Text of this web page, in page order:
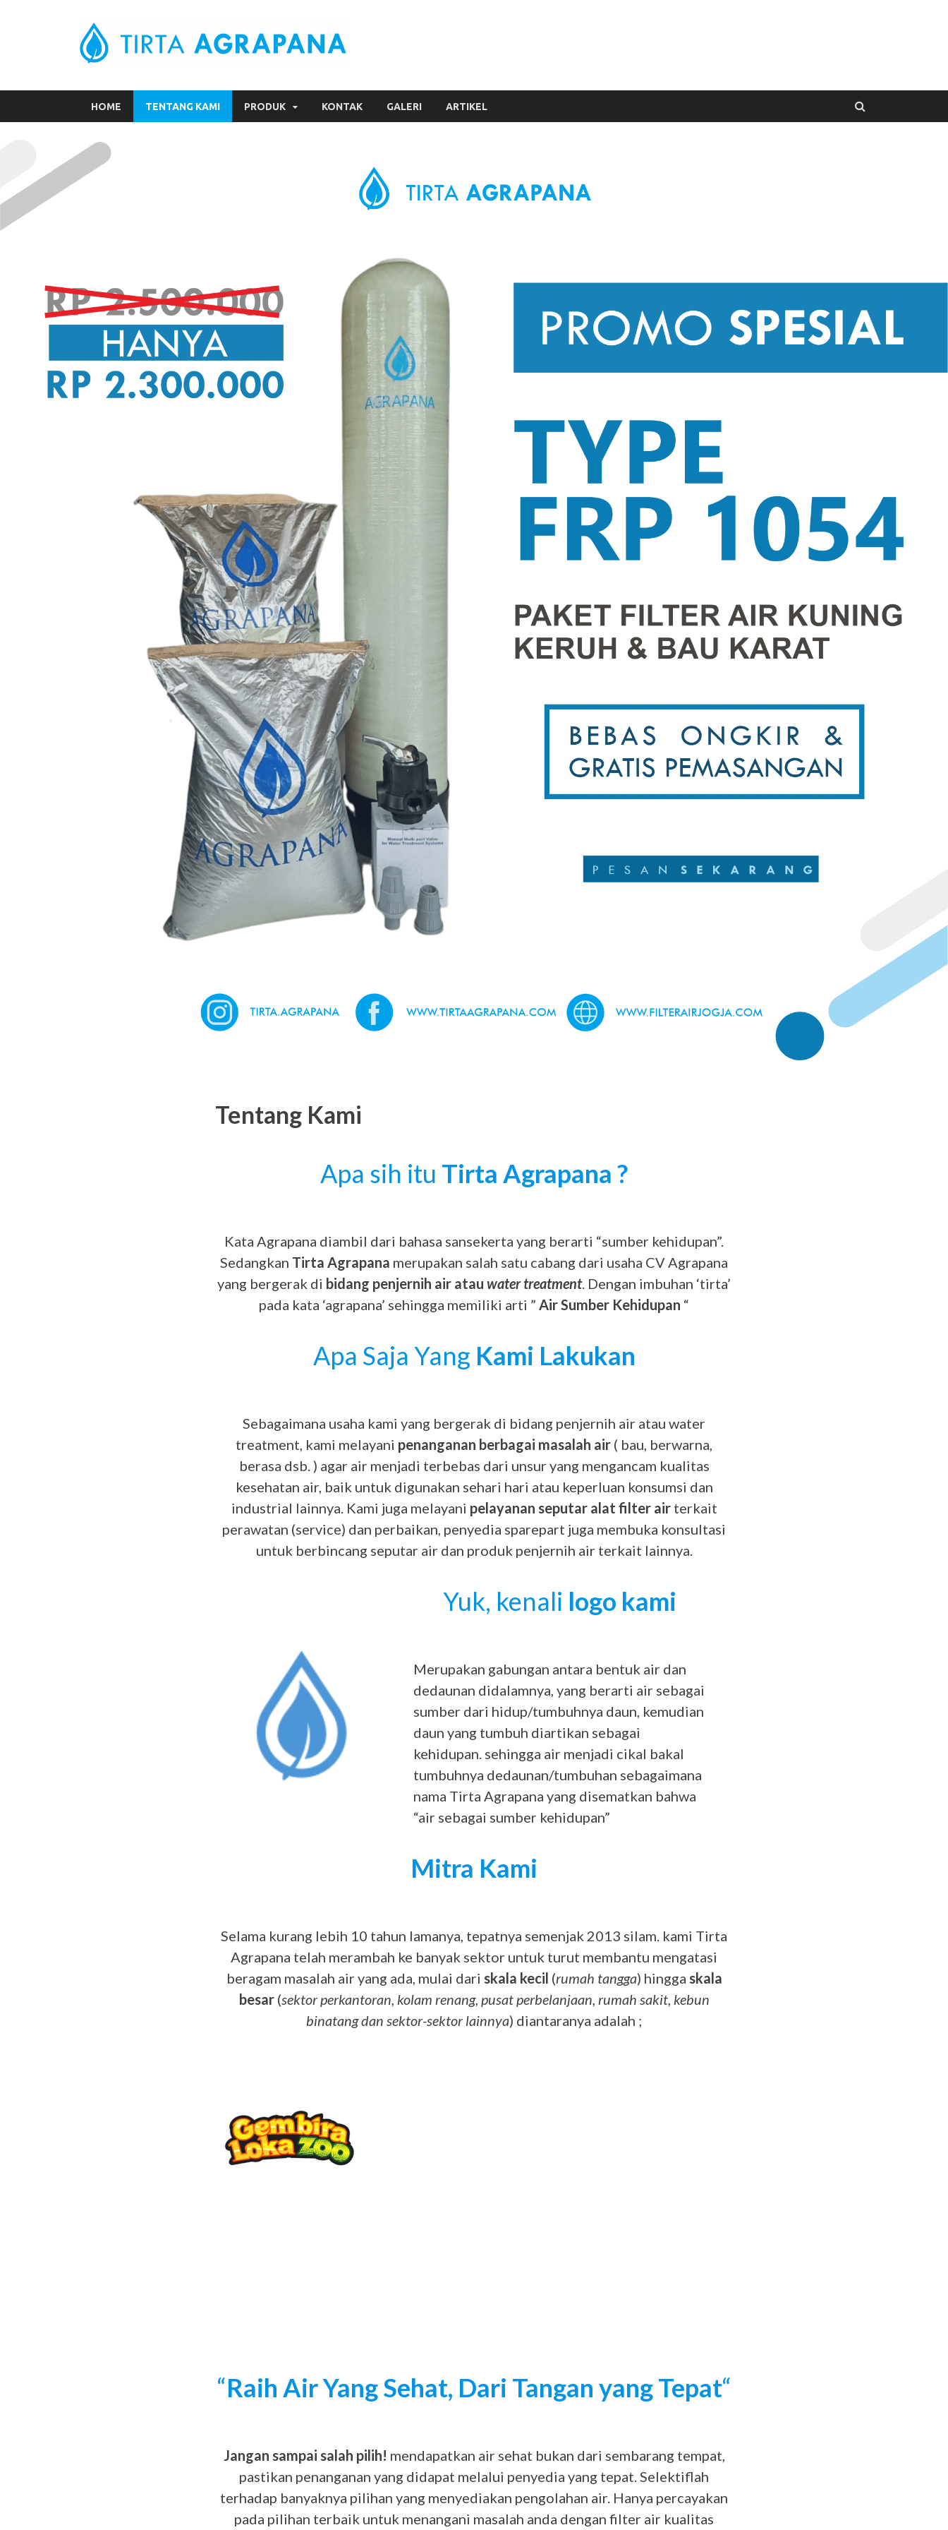
HOME TENTANG KAMI PRODUK KONTAK GALERI ARTIKEL
Tentang Kami
Apa sih itu Tirta Agrapana ?
Kata Agrapana diambil dari bahasa sansekerta yang berarti “sumber kehidupan”.
Sedangkan Tirta Agrapana merupakan salah satu cabang dari usaha CV Agrapana
yang bergerak di bidang penjernih air atau water treatment. Dengan imbuhan ‘tirta’
pada kata ‘agrapana’ sehingga memiliki arti ” Air Sumber Kehidupan “
Apa Saja Yang Kami Lakukan
Sebagaimana usaha kami yang bergerak di bidang penjernih air atau water
treatment, kami melayani penanganan berbagai masalah air ( bau, berwarna,
berasa dsb. ) agar air menjadi terbebas dari unsur yang mengancam kualitas
kesehatan air, baik untuk digunakan sehari hari atau keperluan konsumsi dan
industrial lainnya. Kami juga melayani pelayanan seputar alat filter airterkait
perawatan (service) dan perbaikan, penyedia sparepart juga membuka konsultasi
untuk berbincang seputar air dan produk penjernih air terkait lainnya.
Yuk, kenali logo kami
Merupakan gabungan antara bentuk air dan
dedaunan didalamnya, yang berarti air sebagai
sumber dari hidup/tumbuhnya daun, kemudian
daun yang tumbuh diartikan sebagai
kehidupan. sehingga air menjadi cikal bakal
tumbuhnya dedaunan/tumbuhan sebagaimana
nama Tirta Agrapana yang disematkan bahwa
“air sebagai sumber kehidupan”
Mitra Kami
Selama kurang lebih 10 tahun lamanya, tepatnya semenjak 2013 silam. kami Tirta
Agrapana telah merambah ke banyak sektor untuk turut membantu mengatasi
beragam masalah air yang ada, mulai dari skala kecil (rumah tangga) hingga skala
besar (sektor perkantoran, kolam renang, pusat perbelanjaan, rumah sakit, kebun
binatang dan sektor-sektor lainnya) diantaranya adalah ;
“Raih Air Yang Sehat, Dari Tangan yang Tepat“
Jangan sampai salah pilih! mendapatkan air sehat bukan dari sembarang tempat,
pastikan penanganan yang didapat melalui penyedia yang tepat. Selektiflah
terhadap banyaknya pilihan yang menyediakan pengolahan air. Hanya percayakan
pada pilihan terbaik untuk menangani masalah anda dengan filter air kualitas